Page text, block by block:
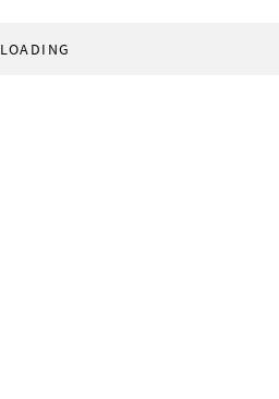
LOADING